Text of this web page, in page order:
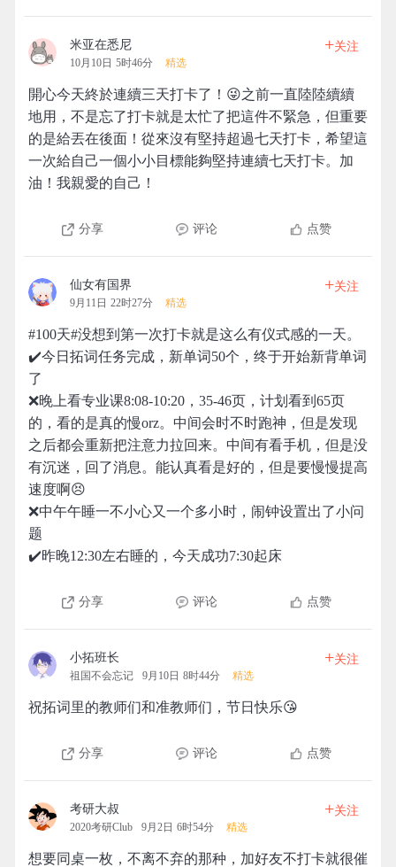
米亚在悉尼
10月10日 5时46分 精选
+关注
開心今天終於連續三天打卡了！😜之前一直陸陸續續
地用，不是忘了打卡就是太忙了把這件不緊急，但重要
的是給丟在後面！從來沒有堅持超過七天打卡，希望這
一次給自己一個小小目標能夠堅持連續七天打卡。加
油！我親愛的自己！
分享 评论 点赞
仙女有国界
9月11日 22时27分 精选
+关注
#100天#没想到第一次打卡就是这么有仪式感的一天。
✔️今日拓词任务完成，新单词50个，终于开始新背单词
了
❌晚上看专业课8:08-10:20，35-46页，计划看到65页
的，看的是真的慢orz。中间会时不时跑神，但是发现
之后都会重新把注意力拉回来。中间有看手机，但是没
有沉迷，回了消息。能认真看是好的，但是要慢慢提高
速度啊😣
❌中午午睡一不小心又一个多小时，闹钟设置出了小问
题
✔️昨晚12:30左右睡的，今天成功7:30起床
分享 评论 点赞
小拓班长
祖国不会忘记 9月10日 8时44分 精选
+关注
祝拓词里的教师们和准教师们，节日快乐😘
分享 评论 点赞
考研大叔
2020考研Club 9月2日 6时54分 精选
+关注
想要同桌一枚，不离不弃的那种，加好友不打卡就很催